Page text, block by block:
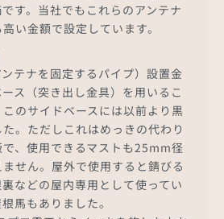
す。当社でもこれらのアンテナ
い金額で設定しています。
テナを固定するパイプ）設置金
ス（突き出し金具）を用いるこ
のサイドベースには以前より黒
。ただしこれはめっきの代わり
、使用できるマストも25mm径
せん。屋外で使用すると錆びる
などの屋内専用として使ってい
馬もありました。